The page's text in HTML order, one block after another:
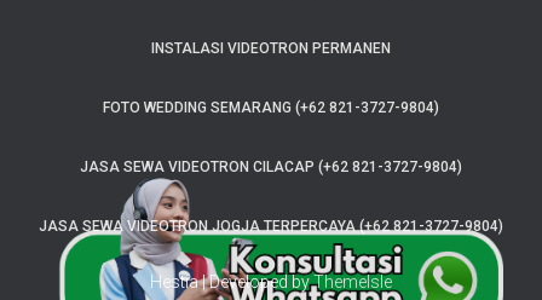
INSTALASI VIDEOTRON PERMANEN
FOTO WEDDING SEMARANG (+62 821-3727-9804)
JASA SEWA VIDEOTRON CILACAP (+62 821-3727-9804)
JASA SEWA VIDEOTRON JOGJA TERPERCAYA (+62 821-3727-9804)
Hestia | Developed byThemeIsle